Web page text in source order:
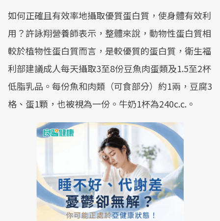
如何正確且有效率地攝取優質蛋白質，使身體有效利
用？許詠翔營養師表示，整體來說，動物性蛋白質相
較於植物性蛋白質而言，是較優質的蛋白質，衛生福
利部建議成人每天攝取3至8份豆魚肉蛋類及1.5至2杯
低脂乳品。每份魚和肉類（可食部分）約1兩，豆腐3
格、蛋1顆，也被視為一份。牛奶1杯為240c.c.。